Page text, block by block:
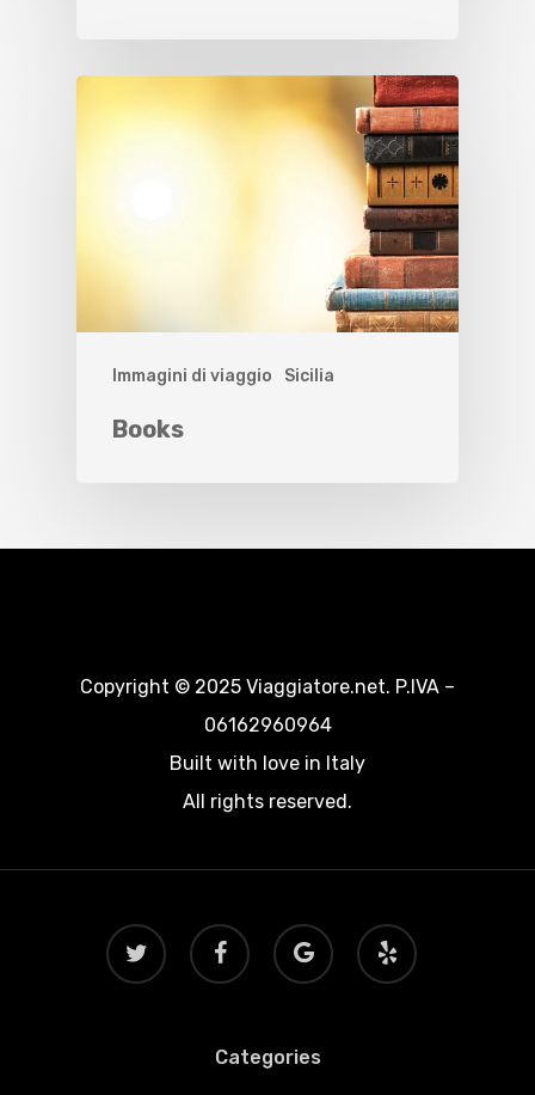
Immagini di viaggio Sicilia
Books
Copyright © 2025 Viaggiatore.net. P.IVA –
06162960964
Built with love in Italy
All rights reserved.
twitter facebook
google-
plus
yelp
Categories